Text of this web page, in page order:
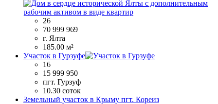
26
70 999 969
г. Ялта
185.00 м²
Участок в Гурзуфе
16
15 999 950
пгт. Гурзуф
10.30 соток
Земельный участок в Крыму пгт. Кореиз